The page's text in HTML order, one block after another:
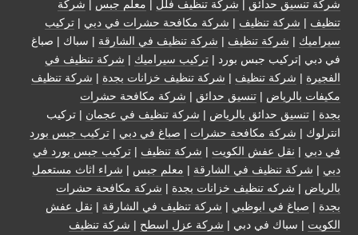
شركة تنسيق حدائق | شركة تنظيف فلل | معلم جبس | شركة
تنظيف | شركة تنظيف | شركة مكافحة حشرات في دبي | تركيب
سيراميك | شركة تنظيف | شركة تنظيف في الشارقة | سباك | صباغ
في دبي |تركيب جبس بورد | تركيب سيراميك | شركة تنظيف في
الفجيرة | شركة تنظيف | شركة تنظيف خزانات بجدة | شركة تنظيف
مكيفات بالرياض | تنسيق حدائق | شركة مكافحة حشرات
بجدة | تنسيق حدائق بالرياض | شركة تنظيف في عجمان | تركيب
انترلوك | شركة مكافحة حشرات | صباغ في دبي | تركيب جبس بورد
في دبي | نقل عفش الكويت | شركة تنظيف | تركيب جبس بورد في
دبي | شركة تنظيف في الشارقة | معلم جبس | شراء اثاث مستعمل
بالرياض | شركه تنظيف خزانات بجدة | شركة مكافحة حشرات
بجدة | صباغ في ابوظبي | شركة تنظيف في الشارقة | نقل عفش
الكويت | سباك في دبي | شركة عزل اسطح | شركة تنظيف